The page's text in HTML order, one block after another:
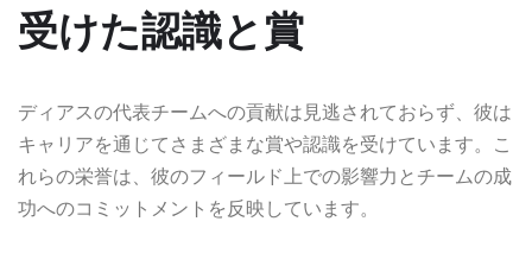
受けた認識と賞
ディアスの代表チームへの貢献は見逃されておらず、彼は
キャリアを通じてさまざまな賞や認識を受けています。こ
れらの栄誉は、彼のフィールド上での影響力とチームの成
功へのコミットメントを反映しています。